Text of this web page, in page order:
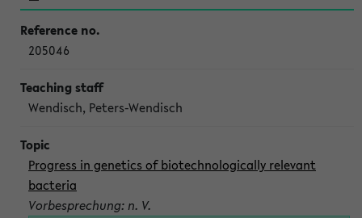
205046
Wendisch, Peters-Wendisch
Progress in genetics of biotechnologically relevant
bacteria
Vorbesprechung: n. V.